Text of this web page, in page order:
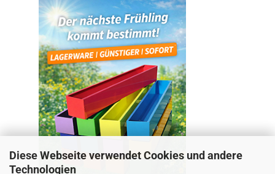
Diese Webseite verwendet Cookies und andere
Technologien